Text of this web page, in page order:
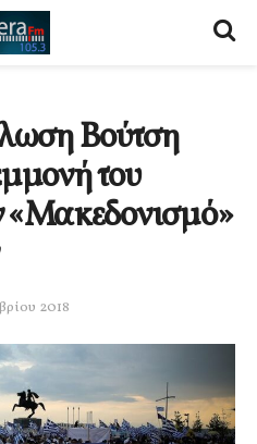
Βούτση
του
«Μακεδονισμό»
2018